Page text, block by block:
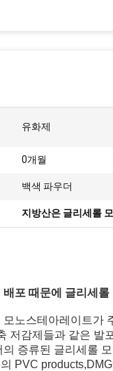
유화제
0개월
백색 파우더
지방산은 글리세롤
배포 때문에 글리세
노스테아레이트가
저감제들과 같은 발
의 증류된 글리세롤
PVC